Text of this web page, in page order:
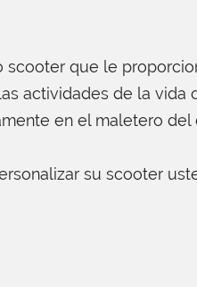
que le
actividades de la vida
en el maletero del
su scooter